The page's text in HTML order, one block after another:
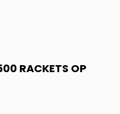
RACKETS OP